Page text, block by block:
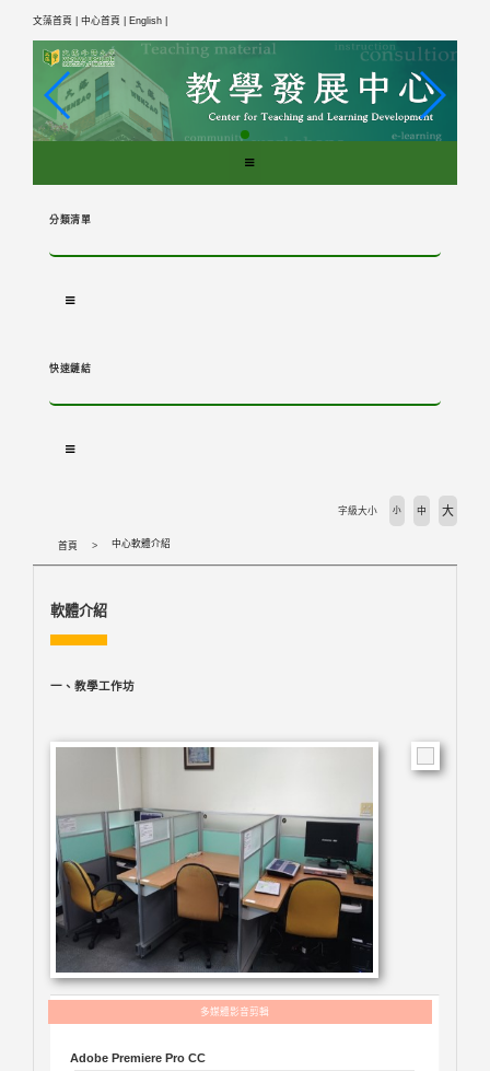
文藻首頁 | 中心首頁 | English |
分類清單
快速鏈結
首頁 中心軟體介紹
字級大小 小 中 大
軟體介紹
一、教學工作坊
Adobe Premiere Pro CC